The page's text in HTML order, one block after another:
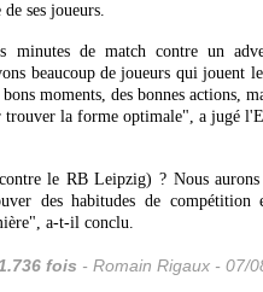
ses joueurs.
minutes de match contre un
beaucoup de joueurs qui jouent
moments, des bonnes actions,
la forme optimale", a jugé
le RB Leipzig) ? Nous
des habitudes de
a-t-il conclu.
fois - Romain Rigaux - 07/